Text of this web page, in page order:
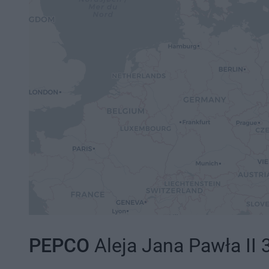
PEPCO Aleja Jana Pawła II